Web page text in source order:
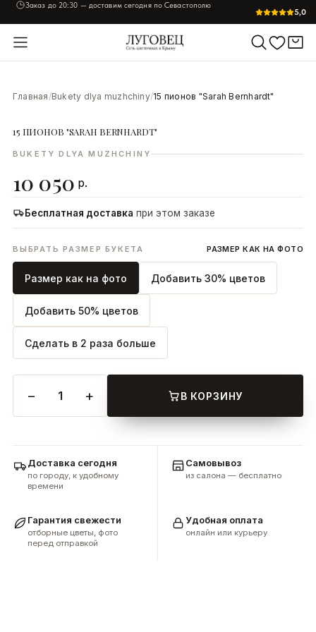
Заказ до 20:30 — доставим сегодня по Севастополю
5,0
Главная/Bukety dlya muzhchiny/15 пионов "Sarah Bernhardt"
15 ПИОНОВ "SARAH BERNHARDT"
BUKETY DLYA MUZHCHINY
10 050 р.
Бесплатная доставка при этом заказе
ВЫБРАТЬ РАЗМЕР БУКЕТА РАЗМЕР КАК НА ФОТО
Размер как на фото Добавить 30% цветов
Добавить 50% цветов
Сделать в 2 раза больше
− 1 + В КОРЗИНУ
Доставка сегодня
по городу, к удобному
времени
Самовывоз
из салона — бесплатно
Гарантия свежести
отборные цветы, фото
перед отправкой
Удобная оплата
онлайн или курьеру